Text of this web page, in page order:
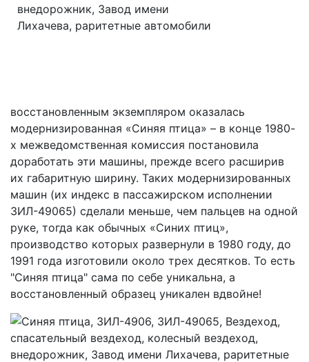
восстановленным экземпляром оказалась
модернизированная «Синяя птица» – в конце 1980-
х межведомственная комиссия постановила
доработать эти машины, прежде всего расширив
их габаритную ширину. Таких модернизированных
машин (их индекс в пассажирском исполнении
ЗИЛ-49065) сделали меньше, чем пальцев на одной
руке, тогда как обычных «Синих птиц»,
производство которых развернули в 1980 году, до
1991 года изготовили около трех десятков. То есть
"Синяя птица" сама по себе уникальна, а
восстановленный образец уникален вдвойне!